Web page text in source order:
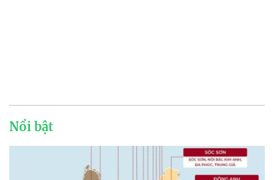
Nổi bật